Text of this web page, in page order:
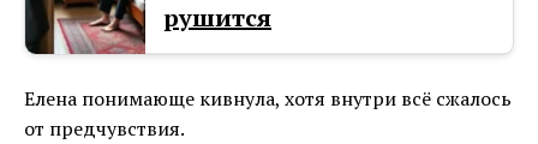
рушится
Елена понимающе кивнула, хотя внутри всё сжалось
от предчувствия.